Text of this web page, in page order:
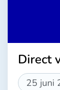
Direct
25 juni